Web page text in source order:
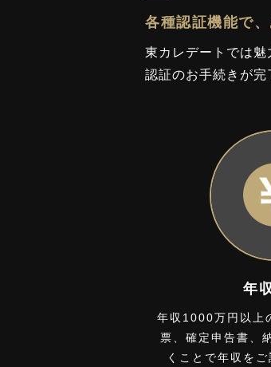
各種認証機能で
東カレデートでは
認証のお手続きが完
年
年収1000万円以上
票、確定申告書、
くことで年収を